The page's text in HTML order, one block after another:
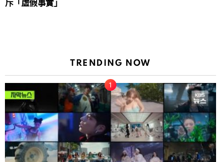
斥「虛假事實」
TRENDING NOW